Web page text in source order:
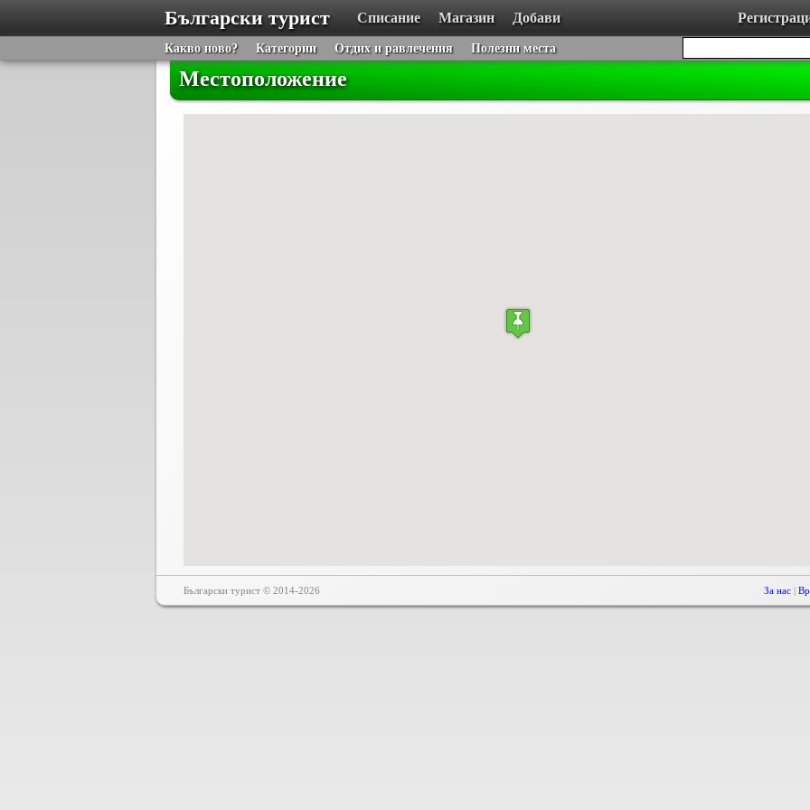
Български турист Списание Магазин Добави
Какво ново? Категории Отдих и равлечения Полезни места
Местоположение
Български турист © 2014-2026 За нас |